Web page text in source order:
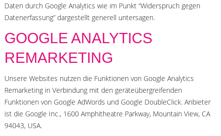
Daten durch Google Analytics wie im Punkt “Widerspruch gegen
Datenerfassung” dargestellt generell untersagen.
GOOGLE ANALYTICS
REMARKETING
Unsere Websites nutzen die Funktionen von Google Analytics
Remarketing in Verbindung mit den geräteübergreifenden
Funktionen von Google AdWords und Google DoubleClick. Anbieter
ist die Google Inc., 1600 Amphitheatre Parkway, Mountain View, CA
94043, USA.